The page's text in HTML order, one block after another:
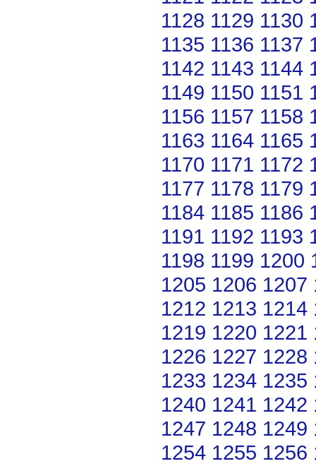
1128 1129 1130
1135 1136 1137
1142 1143 1144
1149 1150 1151
1156 1157 1158
1163 1164 1165
1170 1171 1172
1177 1178 1179
1184 1185 1186
1191 1192 1193
1198 1199 1200
1205 1206 1207
1212 1213 1214
1219 1220 1221
1226 1227 1228
1233 1234 1235
1240 1241 1242
1247 1248 1249
1254 1255 1256